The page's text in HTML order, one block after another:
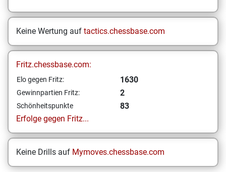
Keine Wertung auf tactics.chessbase.com
Fritz.chessbase.com:
Elo gegen Fritz: 1630
Gewinnpartien Fritz: 2
Schönheitspunkte
83
Erfolge gegen Fritz...
Keine Drills auf Mymoves.chessbase.com